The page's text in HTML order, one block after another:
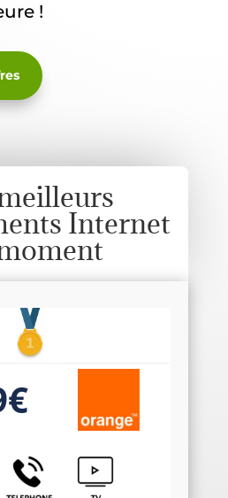
!
Internet